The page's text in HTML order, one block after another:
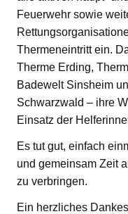
Feuerwehr sowie
Thermeneintritt ein.
Therme Erding,
Badewelt Sinsheim
Schwarzwald – ihre
Einsatz der
Es tut gut, einfach
und gemeinsam Zeit
zu verbringen.
Ein herzliches